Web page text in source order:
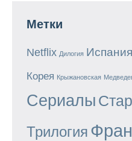
Метки
Netflix Дилогия Испания
Корея Крыжановская
Сериалы
Трилогия